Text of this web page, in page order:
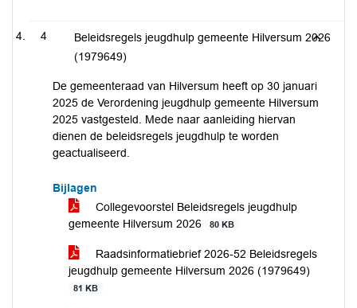
4
Beleidsregels jeugdhulp gemeente Hilversum 2026
(1979649)
De gemeenteraad van Hilversum heeft op 30 januari
2025 de Verordening jeugdhulp gemeente Hilversum
2025 vastgesteld. Mede naar aanleiding hiervan
dienen de beleidsregels jeugdhulp te worden
geactualiseerd.
Bijlagen
Collegevoorstel Beleidsregels jeugdhulp
gemeente Hilversum 2026
80 KB
Raadsinformatiebrief 2026-52 Beleidsregels
jeugdhulp gemeente Hilversum 2026 (1979649)
81 KB